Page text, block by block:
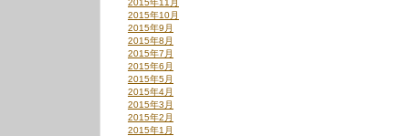
2015年11月
2015年10月
2015年9月
2015年8月
2015年7月
2015年6月
2015年5月
2015年4月
2015年3月
2015年2月
2015年1月